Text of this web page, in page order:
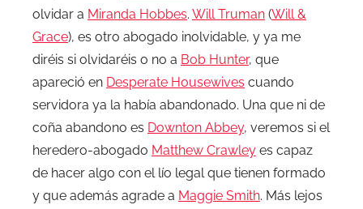
olvidar a Miranda Hobbes. Will Truman (Will &
Grace), es otro abogado inolvidable, y ya me
diréis si olvidaréis o no a Bob Hunter, que
apareció en Desperate Housewives cuando
servidora ya la había abandonado. Una que ni de
coña abandono es Downton Abbey, veremos si el
heredero-abogado Matthew Crawley es capaz
de hacer algo con el lío legal que tienen formado
y que además agrade a Maggie Smith. Más lejos